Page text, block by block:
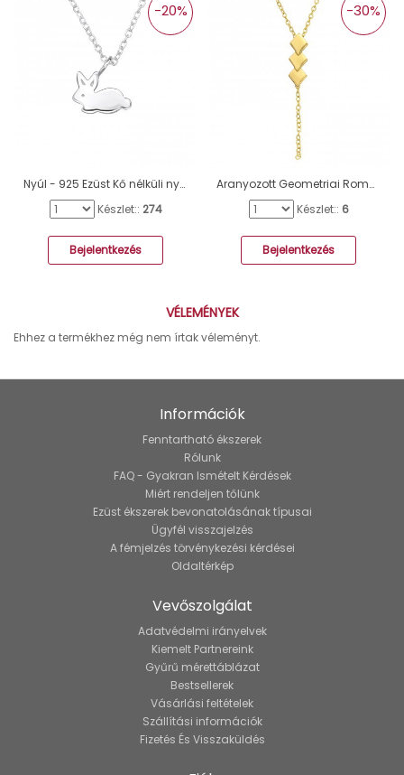
Nyúl - 925 Ezüst Kő nélküli nyakláncok A4S29660
-20%
Készlet:: 274
Bejelentkezés
Aranyozott Geometriai Romusz - 925 Ezüst Kő Nélküli Nyakláncok A4S40563
-30%
Készlet:: 6
Bejelentkezés
VÉLEMÉNYEK
Ehhez a termékhez még nem írtak véleményt.
Információk
Fenntartható ékszerek
Rólunk
FAQ - Gyakran Ismételt Kérdések
Miért rendeljen tőlünk
Ezüst ékszerek bevonatolásának típusai
Ügyfél visszajelzés
A fémjelzés törvénykezési kérdései
Oldaltérkép
Vevőszolgálat
Adatvédelmi irányelvek
Kiemelt Partnereink
Gyűrű mérettáblázat
Bestsellerek
Vásárlási feltételek
Szállítási információk
Fizetés És Visszaküldés